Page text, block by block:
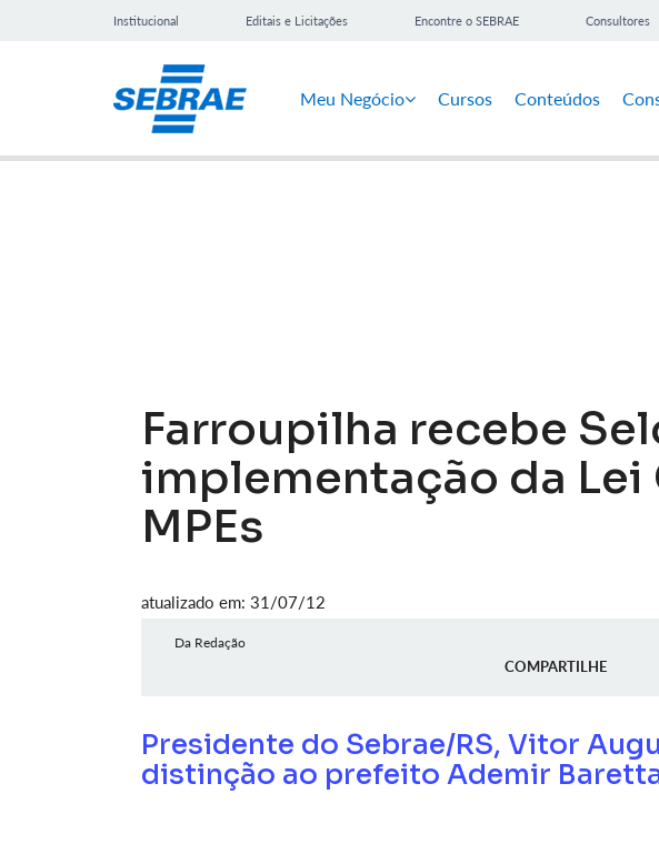
Institucional Editais e Licitações Encontre o SEBRAE Consultores
Meu Negócio Cursos Conteúdos
Farroupilha recebe
implementação da Lei
MPEs
atualizado em: 31/07/12
Da Redação
COMPARTILHE
Presidente do Sebrae/RS, Vitor
distinção ao prefeito Ademir